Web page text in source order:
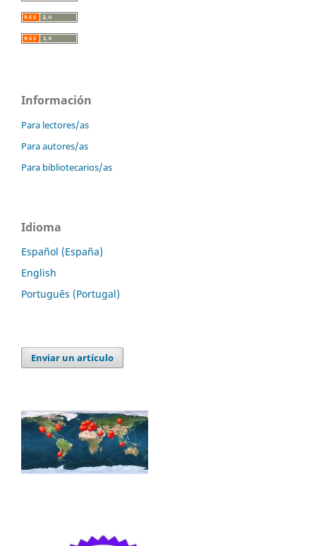
Información
Para lectores/as
Para autores/as
Para bibliotecarios/as
Idioma
Español (España)
English
Português (Portugal)
Enviar un artículo